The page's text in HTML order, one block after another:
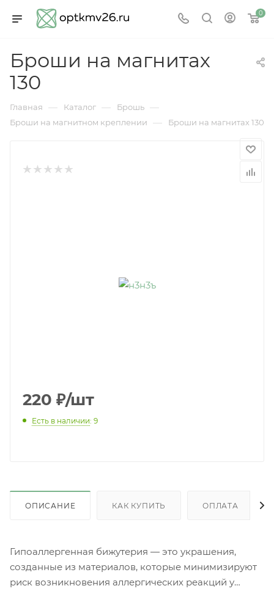
0
Броши на магнитах
130
Главная — Каталог — Брошь —
Броши на магнитном креплении — Броши на магнитах 130
220 ₽/шт
Есть в наличии: 9
ОПИСАНИЕ КАК КУПИТЬ ОПЛАТА
Гипоаллергенная бижутерия — это украшения,
созданные из материалов, которые минимизируют
риск возникновения аллергических реакций у